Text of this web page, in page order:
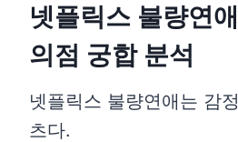
넷플릭스 불량연
의점 궁합 분석
넷플릭스 불량연애는 감
츠다.